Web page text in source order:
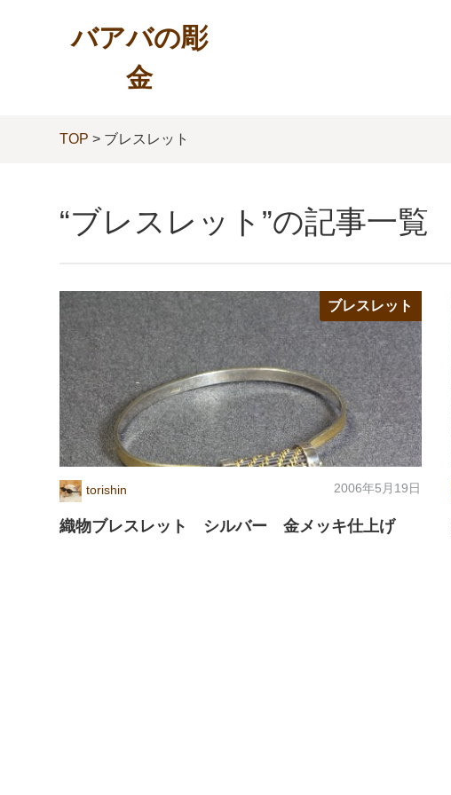
バアバの彫
金
TOP > ブレスレット
“ブレスレット”の記事一覧
ブレスレット
torishin 2006年5月19日
織物ブレスレット シルバー 金メッキ仕上げ